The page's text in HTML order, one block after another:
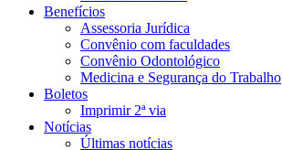
Benefícios
Assessoria Jurídica
Convênio com faculdades
Convênio Odontológico
Medicina e Segurança do Trabalho
Boletos
Imprimir 2ª via
Notícias
Últimas notícias